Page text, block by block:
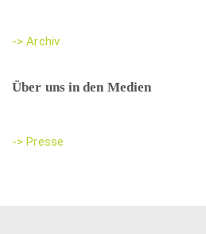
-> Archiv
Über uns in den Medien
-> Presse